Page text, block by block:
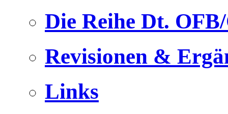
Die Reihe Dt.
Revisionen &
Links